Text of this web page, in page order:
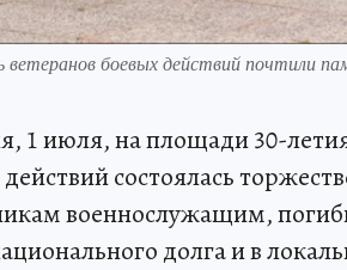
ветеранов боевых действий почтили
1 июля, на площади 30-
состоялась
военнослужащим,
долга и в